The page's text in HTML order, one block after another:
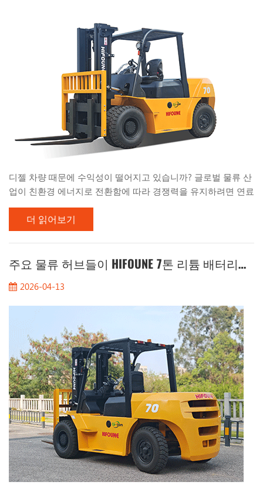
디젤 차량 때문에 수익성이 떨어지고 있습니까? 글로벌 물류 산
업이 친환경 에너지로 전환함에 따라 경쟁력을 유지하려면 연료
비와 유지보수비 부담 없이 강력한 동력을 제공하는 장비를 선
택해야 합니다. 소매점 통로에서 사용하기 적합한 민첩한 1.5톤
급 전동 지게차든, 고밀도 창고에서 사용하기 적합한 견고한 전
동 지게차든, 안정적인 전력 공급에 대한 수요는 급증하고 있습
니다. 중국 최고의 지게차 제조업체인 히포운(HIFOUNE)은 실내
차, 리튬 배터리 FBL70을 선보입니다. 강력한 내구성과 지능적인
엔지니어링의 만남 FBL70은 단순한 전동 지게차가 아닙니다. 가
장 험난한 환경에서도 기존 내연기관을 대체하도록 설계된 7톤
급의 강력한 장비입니다. 많은 작업...
더 읽어보기
주요 물류 허브들이 HIFOUNE 7톤 리튬 배터리로 전환하는 이유는 무엇일까요?
2026-04-13